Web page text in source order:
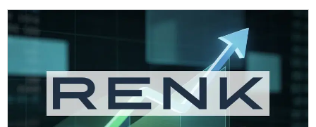
Deutz: Wird die FFG-Integration zum Wachstumsmotor?
Nebius Aktie: 12. August entscheidet über Kursrichtung